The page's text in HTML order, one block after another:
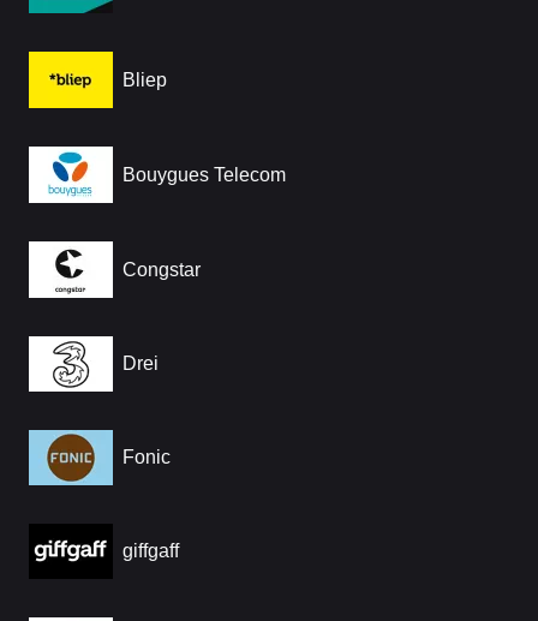
Bliep
Bouygues Telecom
Congstar
Drei
Fonic
giffgaff